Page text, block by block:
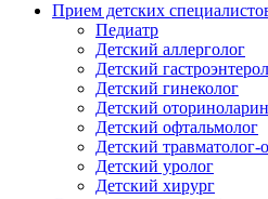
Прием детских
Педиатр
Детский аллерголог
Детский
Детский гинеколог
Детский
Детский офтальмолог
Детский травматолог-
Детский уролог
Детский хирург